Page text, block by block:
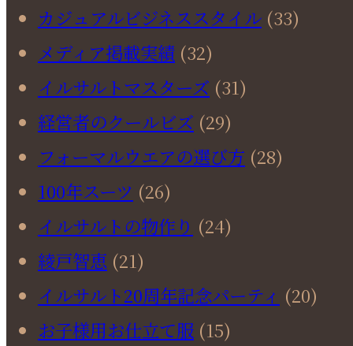
カジュアルビジネススタイル (33)
メディア掲載実績 (32)
イルサルトマスターズ (31)
経営者のクールビズ (29)
フォーマルウエアの選び方 (28)
100年スーツ (26)
イルサルトの物作り (24)
綾戸智恵 (21)
イルサルト20周年記念パーティ (20)
お子様用お仕立て服 (15)